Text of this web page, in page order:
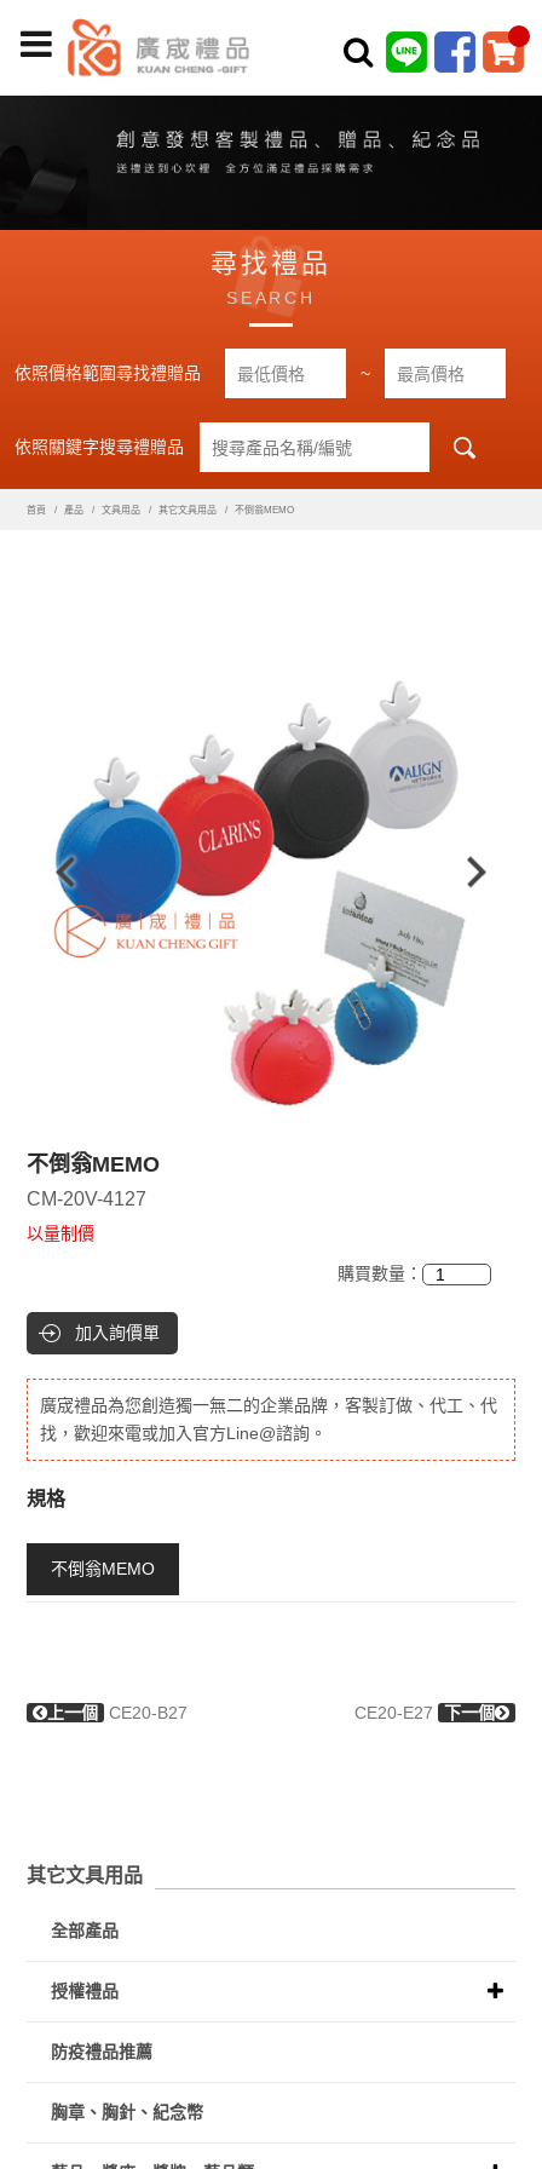
尋找禮品
SEARCH
依照價格範圍尋找禮贈品 ~
依照關鍵字搜尋禮贈品
首頁 產品 文具用品 其它文具用品 不倒翁MEMO
不倒翁MEMO
CM-20V-4127
以量制價
購買數量：
加入詢價單
廣宬禮品為您創造獨一無二的企業品牌，客製訂做、代工、代
找，歡迎來電或加入官方Line@諮詢。
規格
不倒翁MEMO
上一個 CE20-B27 CE20-E27 下一個
其它文具用品
全部產品
授權禮品
防疫禮品推薦
胸章、胸針、紀念幣